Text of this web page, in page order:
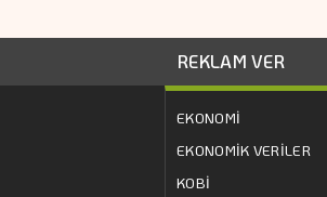
REKLAM VER
EKONOMİ
EKONOMİK VERİLER
KOBİ